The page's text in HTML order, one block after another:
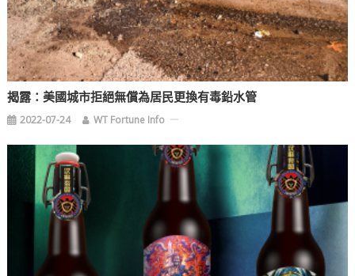
揭露：美國城市拒絕無償為居民更換有毒鉛水管
2022-07-24 WT Fortune Info